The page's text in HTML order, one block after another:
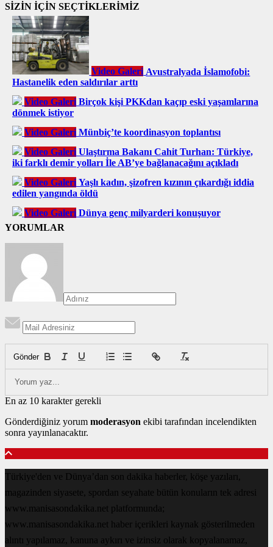
SİZİN İÇİN SEÇTİKLERİMİZ
Video Galeri Avustralyada İslamofobi:
Hastanelik eden saldırılar arttı
Video Galeri Birçok kişi PKKdan kaçıp eski yaşamlarına
dönmek istiyor
Video Galeri Münbiç’te koordinasyon toplantısı
Video Galeri Ulaştırma Bakanı Cahit Turhan: Türkiye,
iki farklı demir yolları İle AB’ye bağlanacağını açıkladı
Video Galeri Yaşlı kadın, şizofren kızının çıkardığı iddia
edilen yangında öldü
Video Galeri Dünya genç milyarderi konuşuyor
YORUMLAR
Gönder
En az 10 karakter gerekli
Gönderdiğiniz yorum moderasyon ekibi tarafından incelendikten
sonra yayınlanacaktır.
Türkiye'den ve Dünya’dan son dakika haberler, köşe yazıları,
magazinden siyasete, spordan seyahate bütün konuların tek adresi
www.manisasondakika.net platformunda;
www.manisasondakika.net haber içerikleri kaynak gösterilmeden
alıntı yapılamaz, kanuna aykırı ve izinsiz olarak kopyalanamaz,